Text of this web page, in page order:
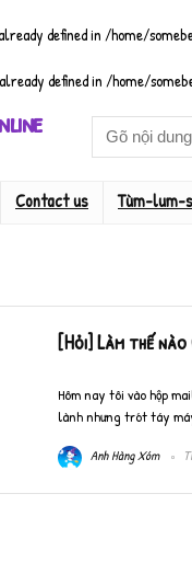
defined in/home/
defined in/home/
Contact us Tùm-lum-
[Hỏi] Làm thế
Hôm nay tôi vào hộp
lành nhưng trót táy
Anh Hàng Xóm